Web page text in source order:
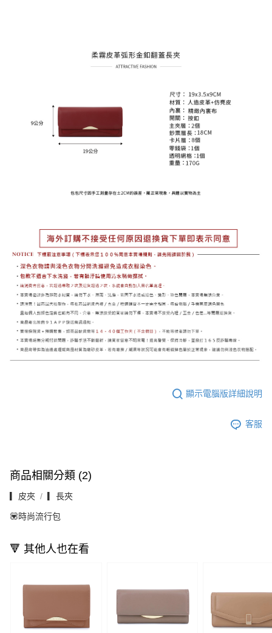
顯示電腦版詳細說明
客服
商品相關分類 (2)
▎皮夾 ▎長夾
💟時尚流行包
🔻 其他人也在看